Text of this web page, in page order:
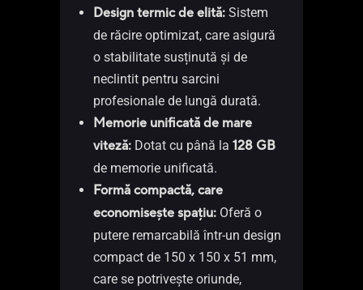
Design termic de elită: Sistem
de răcire optimizat, care asigură
o stabilitate susținută și de
neclintit pentru sarcini
profesionale de lungă durată.
Memorie unificată de mare
viteză: Dotat cu până la 128 GB
de memorie unificată.
Formă compactă, care
economisește spațiu: Oferă o
putere remarcabilă într-un design
compact de 150 x 150 x 51 mm,
care se potrivește oriunde,